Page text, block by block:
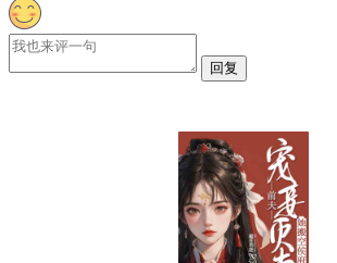
回复